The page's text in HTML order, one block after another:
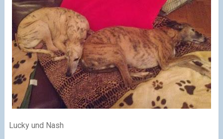
Lucky und Nash